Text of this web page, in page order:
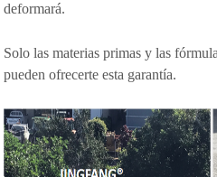
deformará.
Solo las materias primas y las
pueden ofrecerte esta garantía.